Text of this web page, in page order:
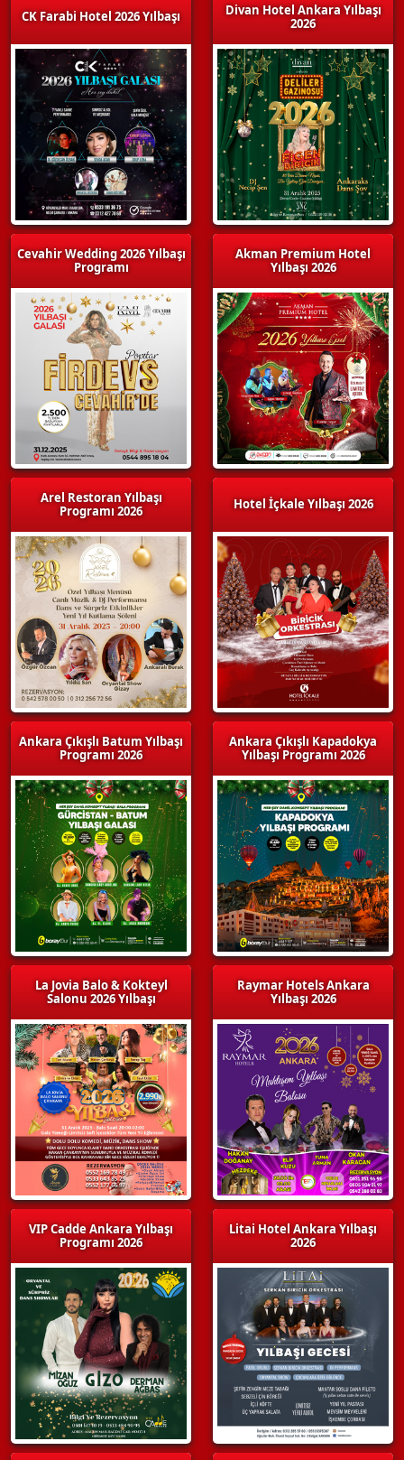
CK Farabi Hotel 2026 Yılbaşı
Cevahir Wedding 2026 Yılbaşı
Programı
Arel Restoran Yılbaşı
Programı 2026
Ankara Çıkışlı Batum Yılbaşı
Programı 2026
La Jovia Balo & Kokteyl
Salonu 2026 Yılbaşı
VIP Cadde Ankara Yılbaşı
Programı 2026
Divan Hotel Ankara Yılbaşı
2026
Akman Premium Hotel
Yılbaşı 2026
Hotel İçkale Yılbaşı 2026
Ankara Çıkışlı Kapadokya
Yılbaşı Programı 2026
Raymar Hotels Ankara
Yılbaşı 2026
Litai Hotel Ankara Yılbaşı
2026